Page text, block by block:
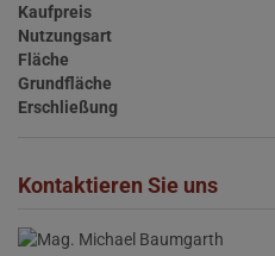
Kaufpreis
Nutzungsart
Fläche
Grundfläche
Erschließung
Kontaktieren Sie uns